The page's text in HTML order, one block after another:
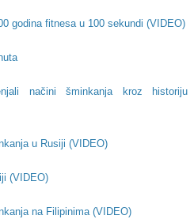
godina fitnesa u 100 sekundi (VIDEO)
načini šminkanja kroz historiju
u Rusiji (VIDEO)
(VIDEO)
na Filipinima (VIDEO)